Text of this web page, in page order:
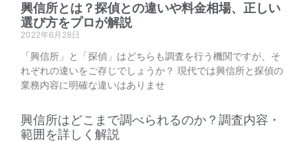
興信所とは？探偵との違いや料金相場、正しい
選び方をプロが解説
2022年6月28日
「興信所」と「探偵」はどちらも調査を行う機関ですが、そ
れぞれの違いをご存じでしょうか？ 現代では興信所と探偵の
業務内容に明確な違いはありませ
興信所はどこまで調べられるのか？調査内容・
範囲を詳しく解説